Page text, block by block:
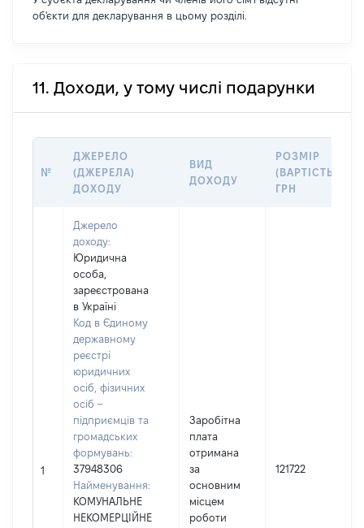
об'єкти для декларування в цьому розділі.
11. Доходи, у тому числі подарунки
№
ДЖЕРЕЛО
(ДЖЕРЕЛА)
ДОХОДУ
ВИД
ДОХОДУ
РОЗМІР
(ВАРТІСТЬ),
ГРН
1
Джерело
доходу:
Юридична
особа,
зареєстрована
в Україні
Код в Єдиному
державному
реєстрі
юридичних
осіб, фізичних
осіб –
підприємців та
громадських
формувань:
37948306
Найменування:
КОМУНАЛЬНЕ
НЕКОМЕРЦІЙНЕ
Заробітна
плата
отримана
за
основним
місцем
роботи
121722